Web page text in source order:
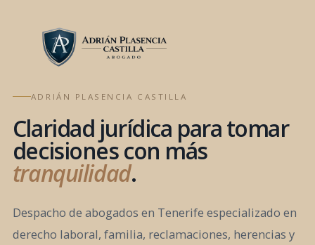
ADRIÁN PLASENCIA CASTILLA
Claridad jurídica para tomar
decisiones con más
tranquilidad.
Despacho de abogados en Tenerife especializado en
derecho laboral, familia, reclamaciones, herencias y